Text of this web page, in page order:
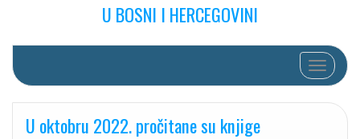
U BOSNI I HERCEGOVINI
Toggle
U oktobru 2022. pročitane su knjige